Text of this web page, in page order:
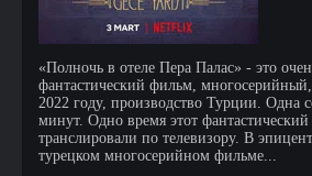
«Полночь в отеле Пера Палас» - это
фантастический фильм,
2022 году, производство Турции. Одна
минут. Одно время этот фантастический
транслировали по телевизору. В
турецком многосерийном фильме...